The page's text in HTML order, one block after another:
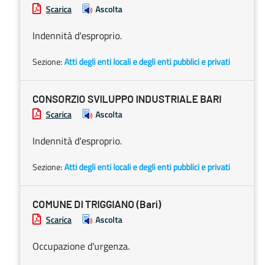
Scarica Ascolta
Indennità d'esproprio.
Sezione:Atti degli enti locali e degli enti pubblici e privati
CONSORZIO SVILUPPO INDUSTRIALE BARI
Scarica Ascolta
Indennità d'esproprio.
Sezione:Atti degli enti locali e degli enti pubblici e privati
COMUNE DI TRIGGIANO (Bari)
Scarica Ascolta
Occupazione d'urgenza.